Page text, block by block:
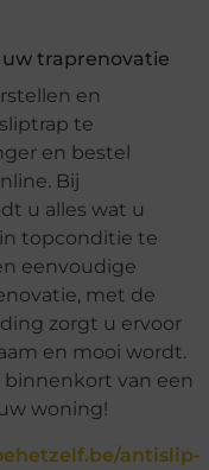
traprenovatie
en
te
en bestel
Bij
u alles wat u
topconditie te
eenvoudige
met de
zorgt u ervoor
en mooi wordt.
van een
woning!
antislip-